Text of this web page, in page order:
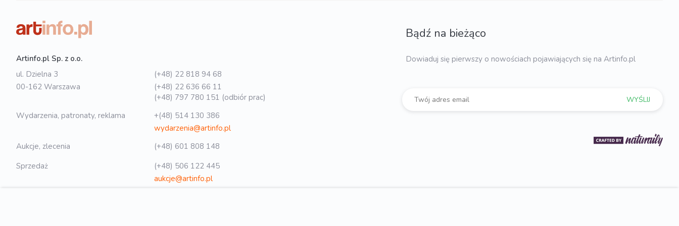
Artinfo.pl Sp. z o.o.
ul. Dzielna 3
00-162 Warszawa
(+48) 22 818 94 68
(+48) 22 636 66 11
(+48) 797 780 151 (odbiór prac)
Wydarzenia, patronaty, reklama
+(48) 514 130 386
wydarzenia@artinfo.pl
Aukcje, zlecenia
(+48) 601 808 148
Sprzedaż
(+48) 506 122 445
aukcje@artinfo.pl
Bądź na bieżąco
Dowiaduj się pierwszy o nowościach pojawiających się na Artinfo.pl
WYŚLIJ